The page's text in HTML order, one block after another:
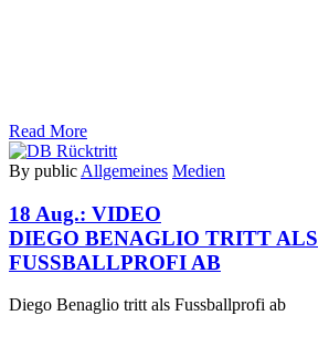
Read More
By public Allgemeines Medien
18 Aug.: VIDEO
DIEGO BENAGLIO TRITT ALS
FUSSBALLPROFI AB
Diego Benaglio tritt als Fussballprofi ab